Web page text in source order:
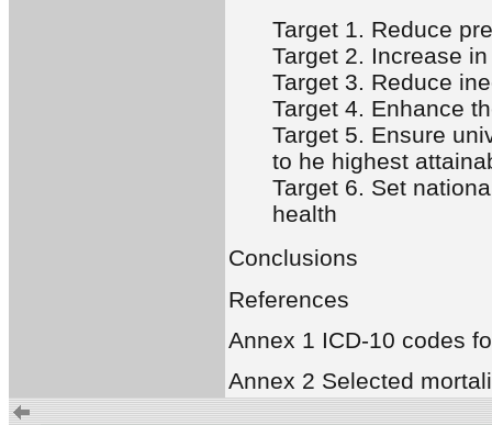
Target 1. Reduce
Target 2. Increase
Target 3. Reduce
Target 4. Enhance
Target 5. Ensure
to he highest
Target 6. Set
health
Conclusions
References
Annex 1 ICD-10 codes
Annex 2 Selected